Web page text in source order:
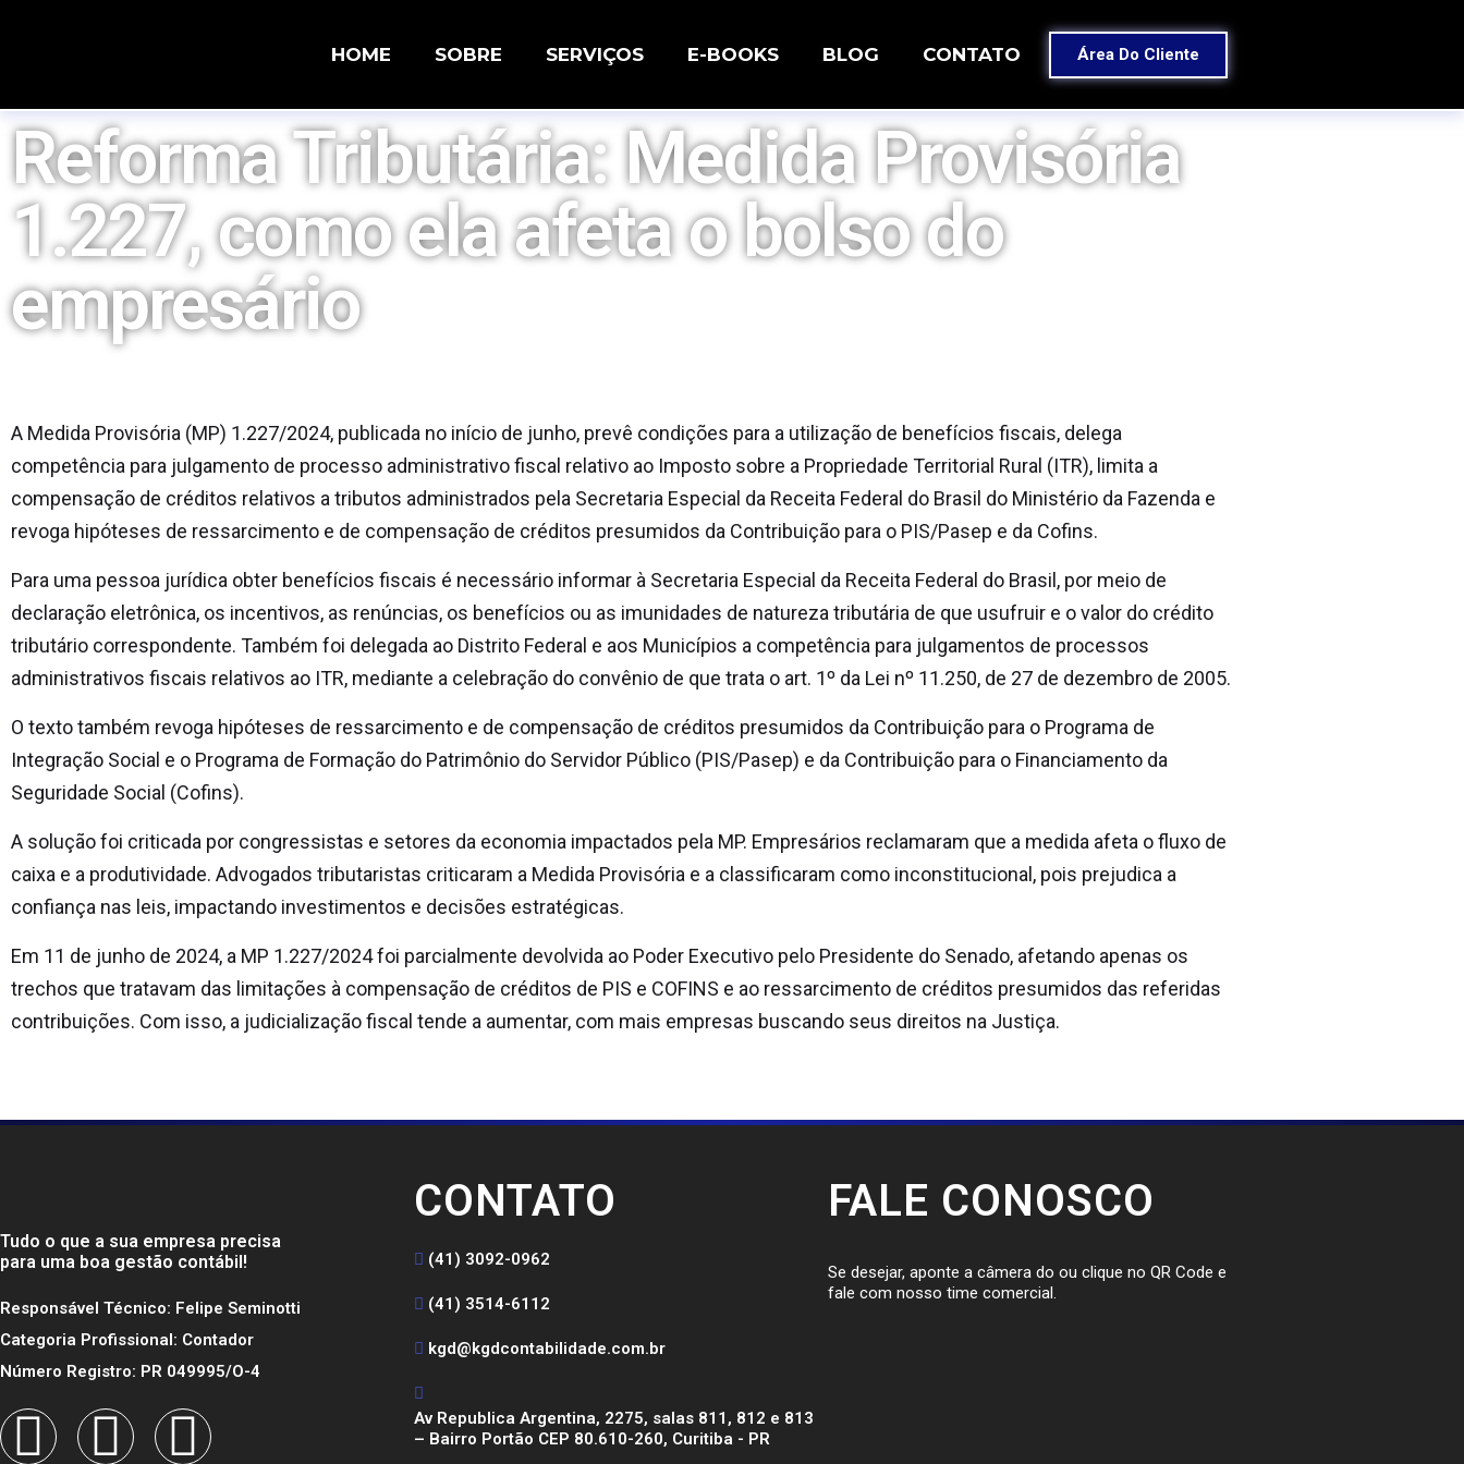
HOME SOBRE SERVIÇOS E-BOOKS BLOG CONTATO Área Do Cliente
Reforma Tributária: Medida Provisória
1.227, como ela afeta o bolso do
empresário
A Medida Provisória (MP) 1.227/2024, publicada no início de junho, prevê condições para a utilização de benefícios fiscais, delega
competência para julgamento de processo administrativo fiscal relativo ao Imposto sobre a Propriedade Territorial Rural (ITR), limita a
compensação de créditos relativos a tributos administrados pela Secretaria Especial da Receita Federal do Brasil do Ministério da Fazenda e
revoga hipóteses de ressarcimento e de compensação de créditos presumidos da Contribuição para o PIS/Pasep e da Cofins.
Para uma pessoa jurídica obter benefícios fiscais é necessário informar à Secretaria Especial da Receita Federal do Brasil, por meio de
declaração eletrônica, os incentivos, as renúncias, os benefícios ou as imunidades de natureza tributária de que usufruir e o valor do crédito
tributário correspondente. Também foi delegada ao Distrito Federal e aos Municípios a competência para julgamentos de processos
administrativos fiscais relativos ao ITR, mediante a celebração do convênio de que trata o art. 1º da Lei nº 11.250, de 27 de dezembro de 2005.
O texto também revoga hipóteses de ressarcimento e de compensação de créditos presumidos da Contribuição para o Programa de
Integração Social e o Programa de Formação do Patrimônio do Servidor Público (PIS/Pasep) e da Contribuição para o Financiamento da
Seguridade Social (Cofins).
A solução foi criticada por congressistas e setores da economia impactados pela MP. Empresários reclamaram que a medida afeta o fluxo de
caixa e a produtividade. Advogados tributaristas criticaram a Medida Provisória e a classificaram como inconstitucional, pois prejudica a
confiança nas leis, impactando investimentos e decisões estratégicas.
Em 11 de junho de 2024, a MP 1.227/2024 foi parcialmente devolvida ao Poder Executivo pelo Presidente do Senado, afetando apenas os
trechos que tratavam das limitações à compensação de créditos de PIS e COFINS e ao ressarcimento de créditos presumidos das referidas
contribuições. Com isso, a judicialização fiscal tende a aumentar, com mais empresas buscando seus direitos na Justiça.
Tudo o que a sua empresa precisa
para uma boa gestão contábil!
Responsável Técnico: Felipe Seminotti
Categoria Profissional: Contador
Número Registro: PR 049995/O-4
CONTATO
(41) 3092-0962
(41) 3514-6112
kgd@kgdcontabilidade.com.br
Av Republica Argentina, 2275, salas 811, 812 e 813
– Bairro Portão CEP 80.610-260, Curitiba - PR
FALE CONOSCO
Se desejar, aponte a câmera do ou clique no QR Code e
fale com nosso time comercial.